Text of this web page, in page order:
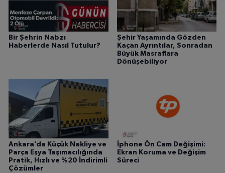
Bir Şehrin Nabzı
Haberlerde Nasıl Tutulur?
Şehir Yaşamında Gözden
Kaçan Ayrıntılar, Sonradan
Büyük Masraflara
Dönüşebiliyor
Ankara’da Küçük Nakliye ve
Parça Eşya Taşımacılığında
Pratik, Hızlı ve %20 İndirimli
Çözümler
İphone Ön Cam Değişimi:
Ekran Koruma ve Değişim
Süreci